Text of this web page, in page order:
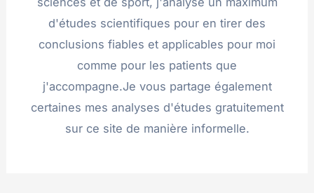
d'études scientifiques pour en tirer des
conclusions fiables et applicables pour moi
comme pour les patients que
j'accompagne.Je vous partage également
certaines mes analyses d'études gratuitement
sur ce site de manière informelle.